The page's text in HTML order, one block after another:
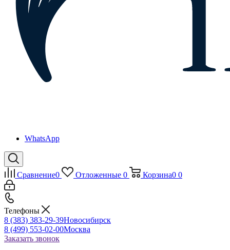
WhatsApp
Сравнение0 Отложенные 0 Корзина0 0
Телефоны
8 (383) 383-29-39Новосибирск
8 (499) 553-02-00Москва
Заказать звонок